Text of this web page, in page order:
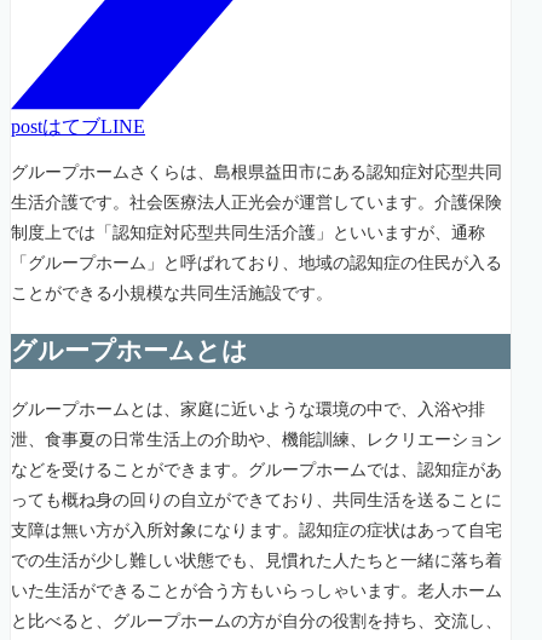
postはてブLINE
グループホームさくらは、島根県益田市にある認知症対応型共同
生活介護です。社会医療法人正光会が運営しています。介護保険
制度上では「認知症対応型共同生活介護」といいますが、通称
「グループホーム」と呼ばれており、地域の認知症の住民が入る
ことができる小規模な共同生活施設です。
グループホームとは
グループホームとは、家庭に近いような環境の中で、入浴や排
泄、食事夏の日常生活上の介助や、機能訓練、レクリエーション
などを受けることができます。グループホームでは、認知症があ
っても概ね身の回りの自立ができており、共同生活を送ることに
支障は無い方が入所対象になります。認知症の症状はあって自宅
での生活が少し難しい状態でも、見慣れた人たちと一緒に落ち着
いた生活ができることが合う方もいらっしゃいます。老人ホーム
と比べると、グループホームの方が自分の役割を持ち、交流し、